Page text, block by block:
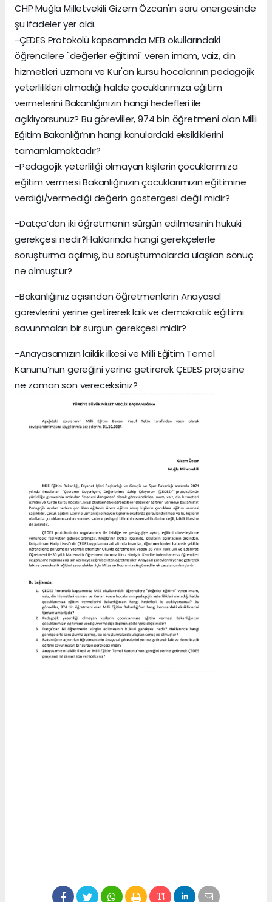
CHP Muğla Milletvekili Gizem Özcan'ın soru önergesinde
şu ifadeler yer aldı.
-ÇEDES Protokolü kapsamında MEB okullarındaki
öğrencilere "değerler eğitimi" veren imam, vaiz, din
hizmetleri uzmanı ve Kur'an kursu hocalarının pedagojik
yeterlilikleri olmadığı halde çocuklarımıza eğitim
vermelerini Bakanlığınızın hangi hedefleri ile
açıklıyorsunuz? Bu görevliler, 974 bin öğretmeni olan Milli
Eğitim Bakanlığı’nın hangi konulardaki eksikliklerini
tamamlamaktadır?
-Pedagojik yeterliliği olmayan kişilerin çocuklarımıza
eğitim vermesi Bakanlığınızın çocuklarımızın eğitimine
verdiği/vermediği değerin göstergesi değil midir?
-Datça’dan iki öğretmenin sürgün edilmesinin hukuki
gerekçesi nedir?Haklarında hangi gerekçelerle
soruşturma açılmış, bu soruşturmalarda ulaşılan sonuç
ne olmuştur?
-Bakanlığınız açısından öğretmenlerin Anayasal
görevlerini yerine getirerek laik ve demokratik eğitimi
savunmaları bir sürgün gerekçesi midir?
-Anayasamızın laiklik ilkesi ve Milli Eğitim Temel
Kanunu’nun gereğini yerine getirerek ÇEDES projesine
ne zaman son vereceksiniz?